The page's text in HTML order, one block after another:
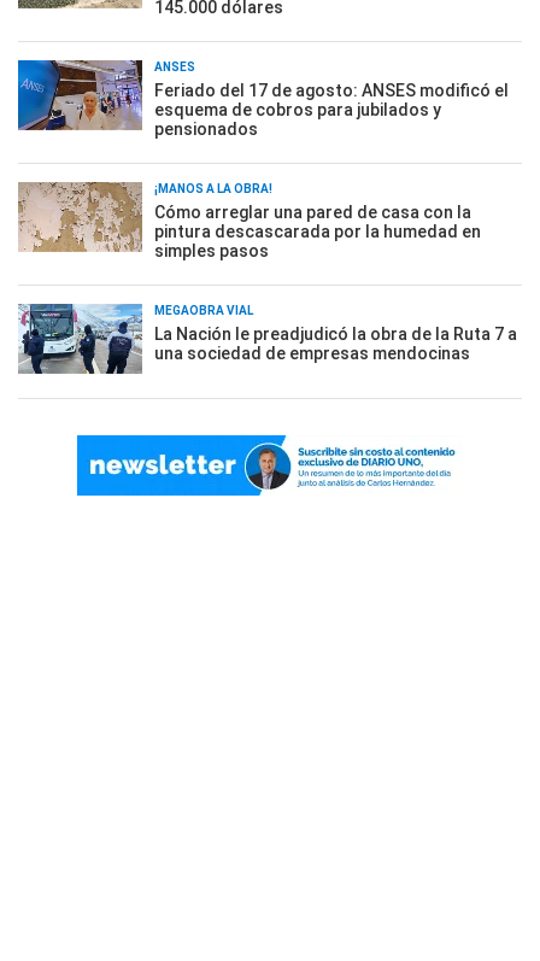
145.000 dólares
ANSES
Feriado del 17 de agosto: ANSES modificó el
esquema de cobros para jubilados y
pensionados
¡MANOS A LA OBRA!
Cómo arreglar una pared de casa con la
pintura descascarada por la humedad en
simples pasos
MEGAOBRA VIAL
La Nación le preadjudicó la obra de la Ruta 7 a
una sociedad de empresas mendocinas